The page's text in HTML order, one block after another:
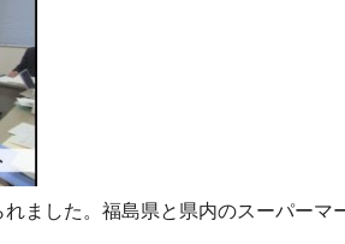
ました。福島県と県内のスーパーマ